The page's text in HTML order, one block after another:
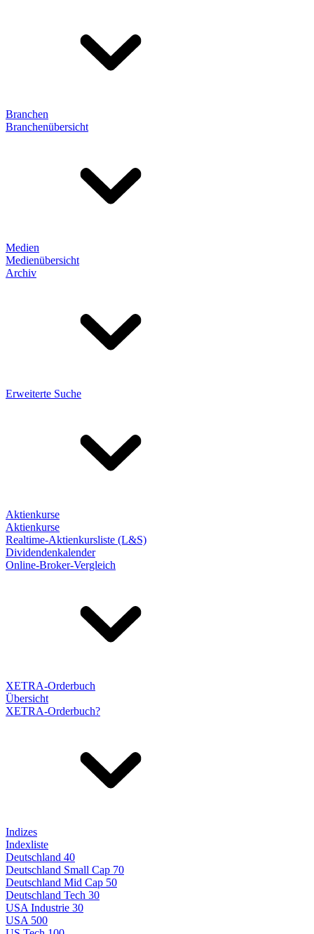
Branchen
Branchenübersicht
Medien
Medienübersicht
Archiv
Erweiterte Suche
Aktienkurse
Aktienkurse
Realtime-Aktienkursliste (L&S)
Dividendenkalender
Online-Broker-Vergleich
XETRA-Orderbuch
Übersicht
XETRA-Orderbuch?
Indizes
Indexliste
Deutschland 40
Deutschland Small Cap 70
Deutschland Mid Cap 50
Deutschland Tech 30
USA Industrie 30
USA 500